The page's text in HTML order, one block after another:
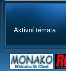
Aktivní témata